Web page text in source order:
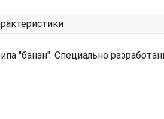
"банан". Специально